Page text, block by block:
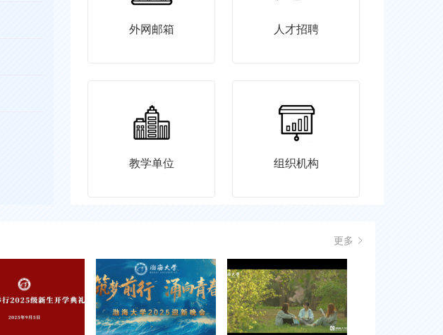
外网邮箱 人才招聘
教学单位 组织机构
更多